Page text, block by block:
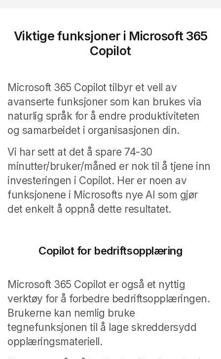
Viktige funksjoner i Microsoft 365
Copilot
Microsoft 365 Copilot tilbyr et vell av
avanserte funksjoner som kan brukes via
naturlig språk for å endre produktiviteten
og samarbeidet i organisasjonen din.
Vi har sett at det å spare 74-30
minutter/bruker/måned er nok til å tjene inn
investeringen i Copilot. Her er noen av
funksjonene i Microsofts nye AI som gjør
det enkelt å oppnå dette resultatet.
Copilot for bedriftsopplæring
Microsoft 365 Copilot er også et nyttig
verktøy for å forbedre bedriftsopplæringen.
Brukerne kan nemlig bruke
tegnefunksjonen til å lage skreddersydd
opplæringsmateriell.